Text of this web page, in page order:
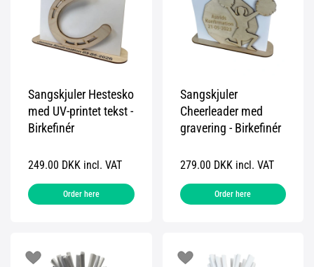
Sangskjuler Hestesko
med UV-printet tekst -
Birkefinér
249.00 DKK incl. VAT
Order here
Sangskjuler
Cheerleader med
gravering - Birkefinér
279.00 DKK incl. VAT
Order here